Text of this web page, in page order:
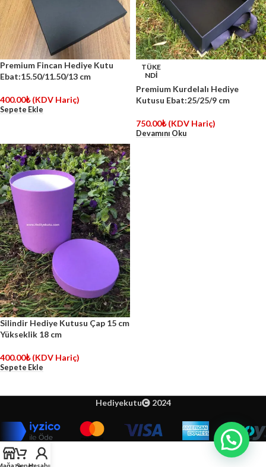
Premium Fincan Hediye Kutu
Ebat:15.50/11.50/13 cm
400.00₺ (KDV Hariç)
Sepete Ekle
TÜKE
NDİ
Premium Kurdelalı Hediye
Kutusu Ebat:25/25/9 cm
750.00₺ (KDV Hariç)
Devamını Oku
Silindir Hediye Kutusu Çap 15 cm
Yükseklik 18 cm
400.00₺ (KDV Hariç)
Sepete Ekle
Hediyekutu 2024